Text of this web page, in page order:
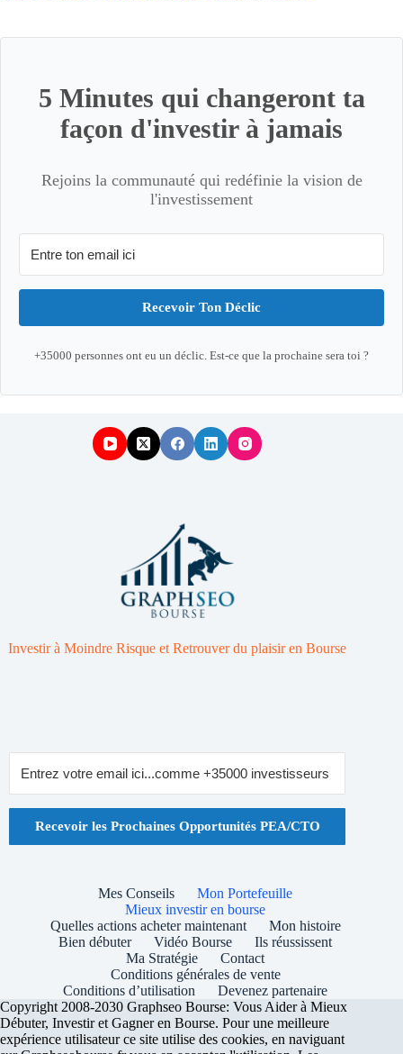
5 Minutes qui changeront ta
façon d'investir à jamais
Rejoins la communauté qui redéfinie la vision de
l'investissement
Recevoir Ton Déclic
+35000 personnes ont eu un déclic. Est-ce que la prochaine sera toi ?
Investir à Moindre Risque et Retrouver du plaisir en Bourse
Recevoir les Prochaines Opportunités PEA/CTO
Mes Conseils
Mon Portefeuille
Mieux investir en bourse
Quelles actions acheter maintenant
Mon histoire
Bien débuter
Vidéo Bourse
Ils réussissent
Ma Stratégie
Contact
Conditions générales de vente
Conditions d’utilisation
Devenez partenaire
Copyright 2008-2030 Graphseo Bourse: Vous Aider à Mieux
Débuter, Investir et Gagner en Bourse. Pour une meilleure
expérience utilisateur ce site utilise des cookies, en naviguant